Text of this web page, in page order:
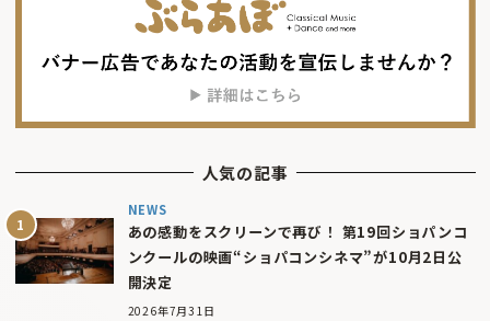
人気の記事
NEWS
あの感動をスクリーンで再び！ 第19回ショパンコ
ンクールの映画“ショパコンシネマ”が10月2日公
開決定
2026年7月31日